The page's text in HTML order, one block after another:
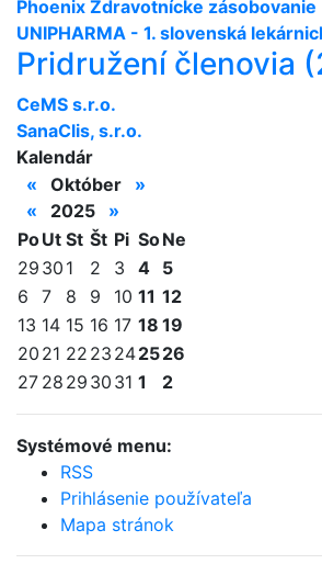
Kalendár
«
Október
»
«
2025
»
PoUt St Št Pi SoNe
29 30 1 2 3 4 5
6
7 8 9 10 11 12
13 14 15 16 17 18 19
20 21 22 23 242526
27 28 29 30 31 1 2
Systémové menu:
RSS
Prihlásenie používateľa
Mapa stránok
Phoenix Zdravotnícke zásobovanie
UNIPHARMA - 1. slovenská
Pridružení členovia
CeMS s.r.o.
SanaClis, s.r.o.